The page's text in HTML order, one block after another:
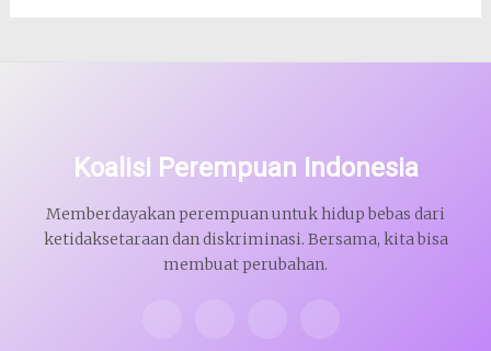
Koalisi Perempuan Indonesia
Memberdayakan perempuan untuk hidup bebas dari
ketidaksetaraan dan diskriminasi. Bersama, kita bisa
membuat perubahan.